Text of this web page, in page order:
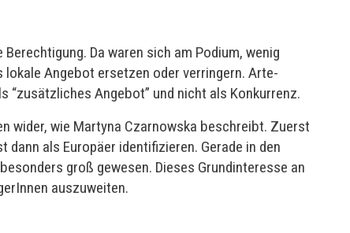
Da waren sich am Podium, wenig
Angebot ersetzen oder verringern. Arte-
“zusätzliches Angebot” und nicht als Konkurrenz.
wider, wie Martyna Czarnowska beschreibt. Zuerst
als Europäer identifizieren. Gerade in den
groß gewesen. Dieses Grundinteresse an
auszuweiten.